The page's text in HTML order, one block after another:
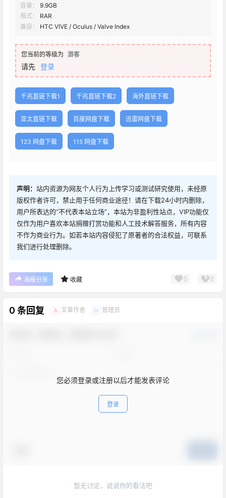
容量：
9.9GB
格式：
RAR
兼容：
HTC VIVE / Oculus / Valve Index
您当前的等级为 游客
请先 登录
千兆直链下载1 千兆直链下载2 海外直链下载
亚太直链下载 百度网盘下载 迅雷网盘下载
123 网盘下载 115 网盘下载
声明： 站内资源为网友个人行为上传学习或测试研究使用，未经原
版权作者许可，禁止用于任何商业途径！请在下载24小时内删除，
用户所表达的“不代表本站立场”，本站为非盈利性站点，VIP功能仅
仅作为用户喜欢本站捐赠打赏功能和人工技术解答服务，所有内容
不作为商业行为。如若本站内容侵犯了原著者的合法权益，可联系
我们进行处理删除。
海报分享 收藏 0 0
0 条回复 A 文章作者 M 管理员
您必须登录或注册以后才能发表评论
登录
暂无讨论，说说你的看法吧